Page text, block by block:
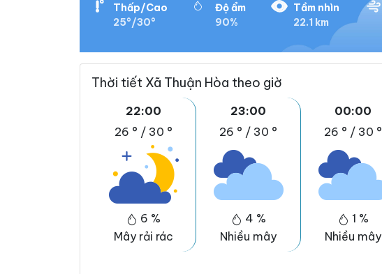
Thấp/Cao
25°/30°
Độ ẩm
90%
Tầm nhìn
22.1 km
Thời tiết Xã Thuận Hòa theo giờ
22:00
26 ° / 30 °
6 %
Mây rải rác
23:00
26 ° / 30 °
4 %
Nhiều mây
00:00
26 ° / 30 °
1 %
Nhiều mây